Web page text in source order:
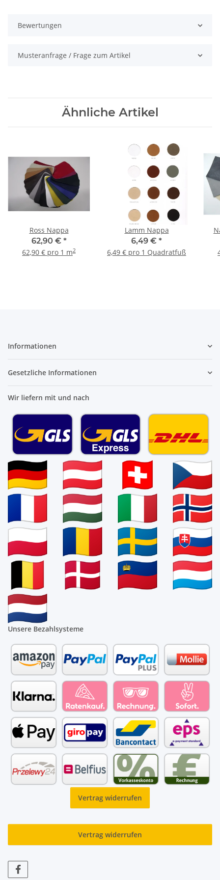
Bewertungen
Musteranfrage / Frage zum Artikel
Ähnliche Artikel
Ross Nappa
62,90 € *
62,90 € pro 1 m2
Lamm Nappa
6,49 € *
6,49 € pro 1 Quadratfuß
Informationen
Gesetzliche Informationen
Wir liefern mit und nach
Unsere Bezahlsysteme
Vertrag widerrufen
Vertrag widerrufen